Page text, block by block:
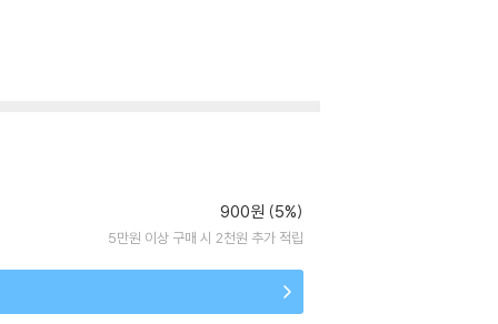
900원 (5%)
5만원 이상 구매 시 2천원 추가 적립